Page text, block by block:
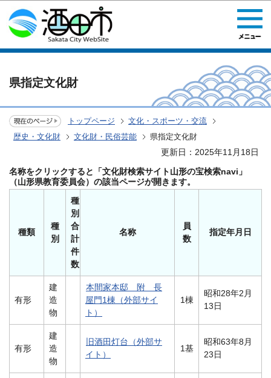
このページの本文へ移動
県指定文化財
トップページ
文化・スポーツ・交流
歴史・文化財
文化財・民俗芸能 県指定文化財
更新日：2025年11月18日
名称をクリックすると「文化財検索サイト山形の宝検索navi」
（山形県教育委員会）の該当ページが開きます。
種類
種
別
種
別
合
計
件
数
名称
員
数
指定年月日
有形
建
造
物
本間家本邸 附 長
屋門1棟（外部サイ
ト）
1棟
昭和28年2月
13日
有形
建
造
物
旧酒田灯台（外部サ
イト）
1基
昭和63年8月
23日